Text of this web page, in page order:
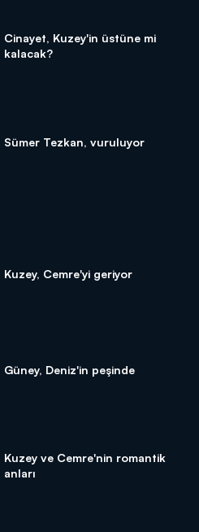
Cinayet, Kuzey'in üstüne mi
kalacak?
Sümer Tezkan, vuruluyor
Kuzey, Cemre'yi geriyor
Güney, Deniz'in peşinde
Kuzey ve Cemre'nin romantik
anları